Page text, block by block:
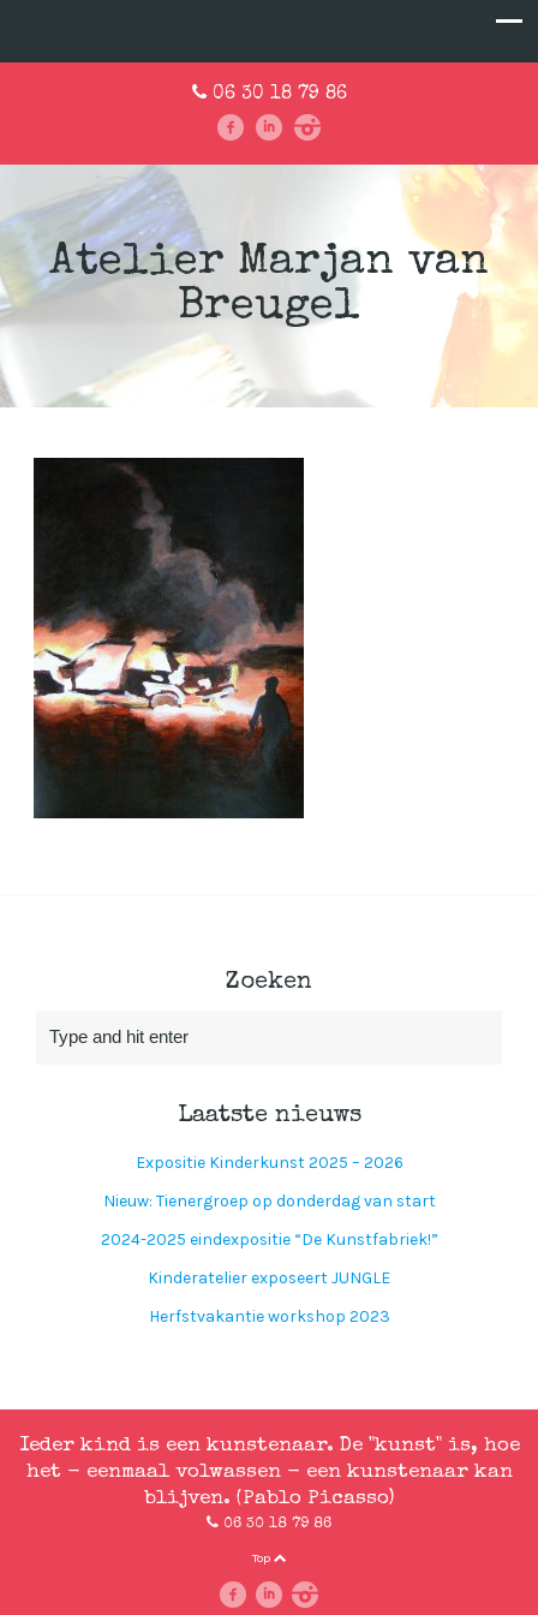
06 30 18 79 86
Atelier Marjan van
Breugel
Zoeken
Laatste nieuws
Expositie Kinderkunst 2025 – 2026
Nieuw: Tienergroep op donderdag van start
2024-2025 eindexpositie “De Kunstfabriek!”
Kinderatelier exposeert JUNGLE
Herfstvakantie workshop 2023
Ieder kind is een kunstenaar. De "kunst" is, hoe
het - eenmaal volwassen - een kunstenaar kan
blijven. (Pablo Picasso)
06 30 18 79 86
Top